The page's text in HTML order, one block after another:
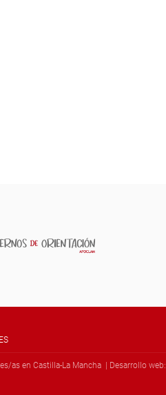
as en Castilla-La Mancha | Desarrollo web: